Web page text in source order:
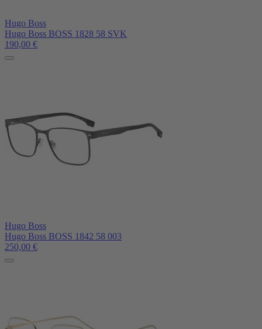
Hugo Boss
Hugo Boss BOSS 1828 58 SVK
190,00 €
Hugo Boss
Hugo Boss BOSS 1842 58 003
250,00 €